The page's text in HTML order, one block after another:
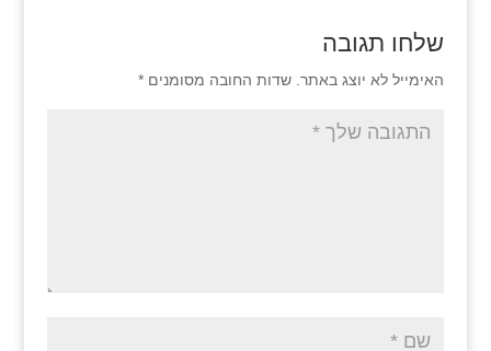
שלחו תגובה
האימייל לא יוצג באתר. שדות החובה מסומנים *